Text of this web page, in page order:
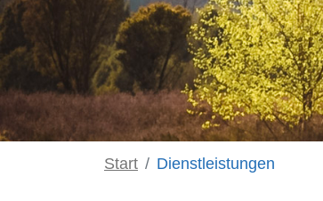
Start Dienstleistungen